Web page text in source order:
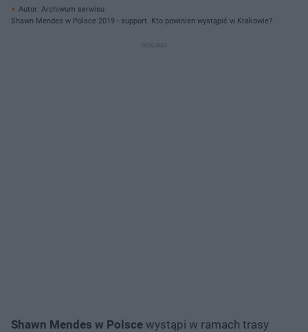
Autor: Archiwum serwisu
Shawn Mendes w Polsce 2019 - support. Kto powinien wystąpić w Krakowie?
Shawn Mendes w Polsce wystąpi w ramach trasy